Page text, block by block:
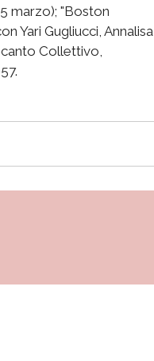
marzo); "Boston
Yari Gugliucci, Annalisa
Collettivo,